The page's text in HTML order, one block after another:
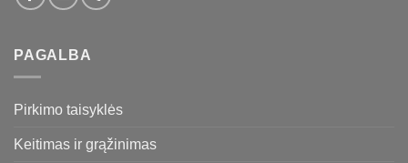
PAGALBA
Pirkimo taisyklės
Keitimas ir grąžinimas